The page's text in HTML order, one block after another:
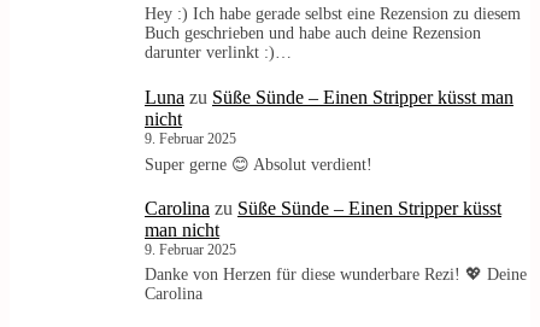
Hey :) Ich habe gerade selbst eine Rezension zu diesem
Buch geschrieben und habe auch deine Rezension
darunter verlinkt :)…
Luna zu Süße Sünde – Einen Stripper küsst man
nicht
9. Februar 2025
Super gerne 😊 Absolut verdient!
Carolina zu Süße Sünde – Einen Stripper küsst
man nicht
9. Februar 2025
Danke von Herzen für diese wunderbare Rezi! 💖 Deine
Carolina